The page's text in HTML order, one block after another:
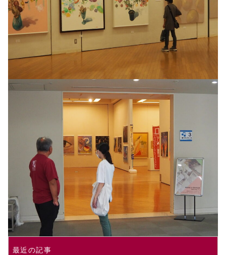
最近の記事